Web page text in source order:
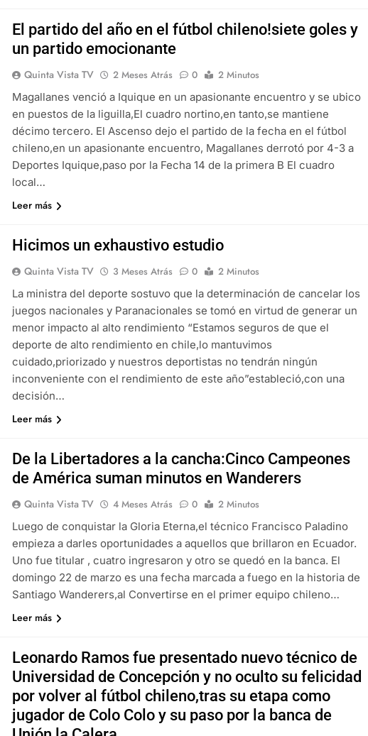
El partido del año en el fútbol chileno!siete goles y
un partido emocionante
Quinta Vista TV 2 Meses Atrás 0
2 Minutos
Magallanes venció a Iquique en un apasionante encuentro y se ubico
en puestos de la liguilla,El cuadro nortino,en tanto,se mantiene
décimo tercero. El Ascenso dejo el partido de la fecha en el fútbol
chileno,en un apasionante encuentro, Magallanes derrotó por 4-3 a
Deportes Iquique,paso por la Fecha 14 de la primera B El cuadro
local…
Leer más
Hicimos un exhaustivo estudio
Quinta Vista TV 3 Meses Atrás 0
2 Minutos
La ministra del deporte sostuvo que la determinación de cancelar los
juegos nacionales y Paranacionales se tomó en virtud de generar un
menor impacto al alto rendimiento “Estamos seguros de que el
deporte de alto rendimiento en chile,lo mantuvimos
cuidado,priorizado y nuestros deportistas no tendrán ningún
inconveniente con el rendimiento de este año”estableció,con una
decisión…
Leer más
De la Libertadores a la cancha:Cinco Campeones
de América suman minutos en Wanderers
Quinta Vista TV 4 Meses Atrás 0
2 Minutos
Luego de conquistar la Gloria Eterna,el técnico Francisco Paladino
empieza a darles oportunidades a aquellos que brillaron en Ecuador.
Uno fue titular , cuatro ingresaron y otro se quedó en la banca. El
domingo 22 de marzo es una fecha marcada a fuego en la historia de
Santiago Wanderers,al Convertirse en el primer equipo chileno…
Leer más
Leonardo Ramos fue presentado nuevo técnico de
Universidad de Concepción y no oculto su felicidad
por volver al fútbol chileno,tras su etapa como
jugador de Colo Colo y su paso por la banca de